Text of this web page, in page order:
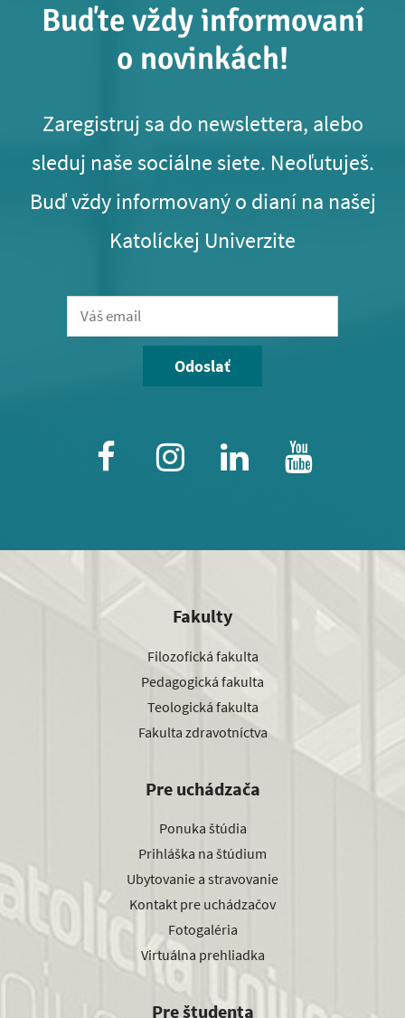
Buďte vždy informovaní
o novinkách!
Zaregistruj sa do newslettera, alebo
sleduj naše sociálne siete. Neoľutuješ.
Buď vždy informovaný o dianí na našej
Katolíckej Univerzite
Odoslať
Fakulty
Filozofická fakulta
Pedagogická fakulta
Teologická fakulta
Fakulta zdravotníctva
Pre uchádzača
Ponuka štúdia
Prihláška na štúdium
Ubytovanie a stravovanie
Kontakt pre uchádzačov
Fotogaléria
Virtuálna prehliadka
Pre študenta